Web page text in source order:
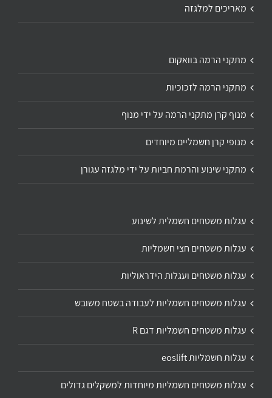
מאריכים למלגזה
מתקני הרמה בוואקום
מתקני הרמה לזכוכיות
מנוף קרן מתקני הרמה על ידי מנוף
מנופי קרן חשמליים מיוחדים
מתקני שינוע והרמת חביות על ידי מלגזה עגורן
עגלות משטחים חשמלית לשינוע
עגלות משטחים חצי חשמליות
עגלות משטחים ועגלות הידראוליות
עגלות משטחים חשמליות לעבודה בשטח משובש
עגלות משטחים חשמליות דגם R
עגלות חשמליות eoslift
עגלות משטחים חשמליות מיוחדות למשקלים גדולים